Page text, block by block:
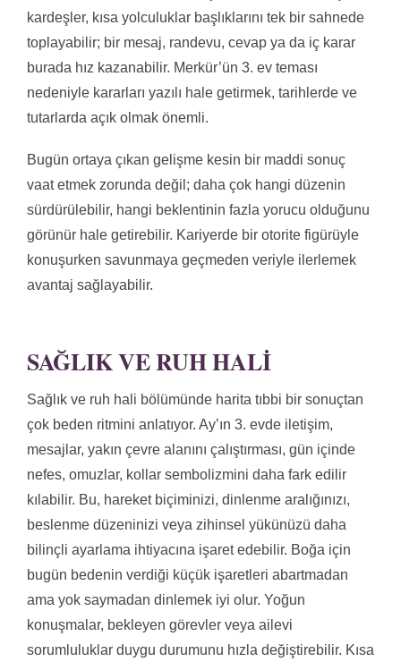
kardeşler, kısa yolculuklar başlıklarını tek bir sahnede
toplayabilir; bir mesaj, randevu, cevap ya da iç karar
burada hız kazanabilir. Merkür’ün 3. ev teması
nedeniyle kararları yazılı hale getirmek, tarihlerde ve
tutarlarda açık olmak önemli.
Bugün ortaya çıkan gelişme kesin bir maddi sonuç
vaat etmek zorunda değil; daha çok hangi düzenin
sürdürülebilir, hangi beklentinin fazla yorucu olduğunu
görünür hale getirebilir. Kariyerde bir otorite figürüyle
konuşurken savunmaya geçmeden veriyle ilerlemek
avantaj sağlayabilir.
SAĞLIK VE RUH HALI
Sağlık ve ruh hali bölümünde harita tıbbi bir sonuçtan
çok beden ritmini anlatıyor. Ay’ın 3. evde iletişim,
mesajlar, yakın çevre alanını çalıştırması, gün içinde
nefes, omuzlar, kollar sembolizmini daha fark edilir
kılabilir. Bu, hareket biçiminizi, dinlenme aralığınızı,
beslenme düzeninizi veya zihinsel yükünüzü daha
bilinçli ayarlama ihtiyacına işaret edebilir. Boğa için
bugün bedenin verdiği küçük işaretleri abartmadan
ama yok saymadan dinlemek iyi olur. Yoğun
konuşmalar, bekleyen görevler veya ailevi
sorumluluklar duygu durumunu hızla değiştirebilir. Kısa